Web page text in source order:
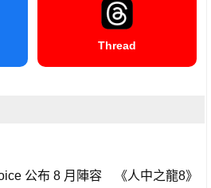
Thread
公布 8 月陣容 《人中之龍8》